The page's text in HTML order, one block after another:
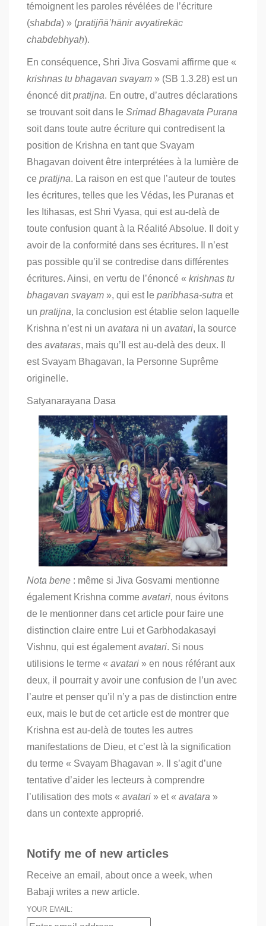
témoignent les paroles révélées de l’écriture
(shabda) » (​​pratijñā’hānir avyatirekāc
chabdebhyaḥ).
En conséquence, Shri Jiva Gosvami affirme que «
krishnas tu bhagavan svayam » (SB 1.3.28) est un
énoncé ditpratijna. En outre, d’autres déclarations
se trouvant soit dans le Srimad Bhagavata Purana
soit dans toute autre écriture qui contredisent la
position de Krishna en tant que Svayam
Bhagavan doivent être interprétées à la lumière de
ce pratijna. La raison en est que l’auteur de toutes
les écritures, telles que les Védas, les Puranas et
les Itihasas, est Shri Vyasa, qui est au-delà de
toute confusion quant à la Réalité Absolue. Il doit y
avoir de la conformité dans ses écritures. Il n’est
pas possible qu’il se contredise dans différentes
écritures. Ainsi, en vertu de l’énoncé « krishnas tu
bhagavan svayam », qui est le paribhasa-sutra et
un pratijna, la conclusion est établie selon laquelle
Krishna n’est ni un avatara ni un avatari, la source
des avataras, mais qu’Il est au-delà des deux. Il
est Svayam Bhagavan, la Personne Suprême
originelle.
Satyanarayana Dasa
Nota bene : même si Jiva Gosvami mentionne
également Krishna comme avatari, nous évitons
de le mentionner dans cet article pour faire une
distinction claire entre Lui et Garbhodakasayi
Vishnu, qui est égalementavatari. Si nous
utilisions le terme « avatari » en nous référant aux
deux, il pourrait y avoir une confusion de l’un avec
l’autre et penser qu’il n’y a pas de distinction entre
eux, mais le but de cet article est de montrer que
Krishna est au-delà de toutes les autres
manifestations de Dieu, et c’est là la signification
du terme « Svayam Bhagavan ». Il s’agit d’une
tentative d’aider les lecteurs à comprendre
l’utilisation des mots « avatari » et « avatara »
dans un contexte approprié.
Notify me of new articles
Receive an email, about once a week, when
Babaji writes a new article.
YOUR EMAIL: